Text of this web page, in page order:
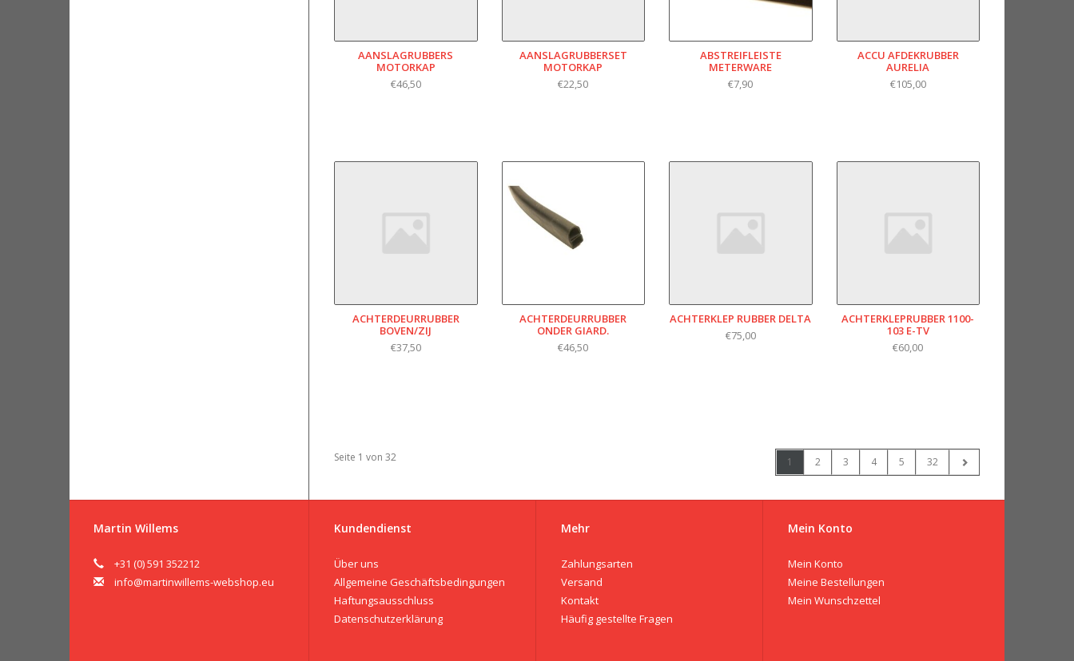
AANSLAGRUBBERS
MOTORKAP
€46,50
AANSLAGRUBBERSET
MOTORKAP
€22,50
ABSTREIFLEISTE
METERWARE
€7,90
ACCU AFDEKRUBBER
AURELIA
€105,00
ACHTERDEURRUBBER
BOVEN/ZIJ
€37,50
ACHTERDEURRUBBER
ONDER GIARD.
€46,50
ACHTERKLEP RUBBER DELTA
€75,00
ACHTERKLEPRUBBER 1100-
103 E-TV
€60,00
Seite 1 von 32 1 2 3 4 5 32
Martin Willems
+31 (0) 591 352212
info@martinwillems-webshop.eu
Kundendienst
Über uns
Allgemeine Geschäftsbedingungen
Haftungsausschluss
Datenschutzerklärung
Mehr
Zahlungsarten
Versand
Kontakt
Häufig gestellte Fragen
Mein Konto
Mein Konto
Meine Bestellungen
Mein Wunschzettel